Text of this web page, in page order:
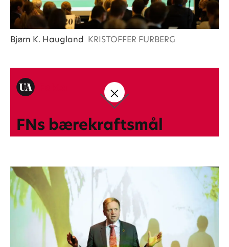
Bjørn K. Haugland KRISTOFFER FURBERG
FNs bærekraftsmål